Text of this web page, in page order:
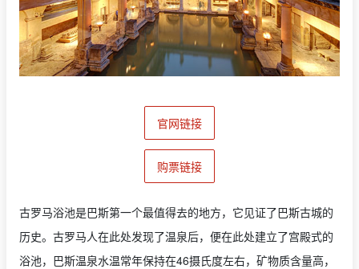
官网链接
购票链接
古罗马浴池是巴斯第一个最值得去的地方，它见证了巴斯古城的
历史。古罗马人在此处发现了温泉后，便在此处建立了宫殿式的
浴池，巴斯温泉水温常年保持在46摄氏度左右，矿物质含量高，